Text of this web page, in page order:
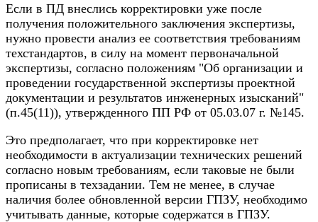
Если в ПД внеслись корректировки уже после
получения положительного заключения экспертизы,
нужно провести анализ ее соответствия требованиям
техстандартов, в силу на момент первоначальной
экспертизы, согласно положениям "Об организации и
проведении государственной экспертизы проектной
документации и результатов инженерных изысканий"
(п.45(11)), утвержденного ПП РФ от 05.03.07 г. №145.
Это предполагает, что при корректировке нет
необходимости в актуализации технических решений
согласно новым требованиям, если таковые не были
прописаны в техзадании. Тем не менее, в случае
наличия более обновленной версии ГПЗУ, необходимо
учитывать данные, которые содержатся в ГПЗУ.